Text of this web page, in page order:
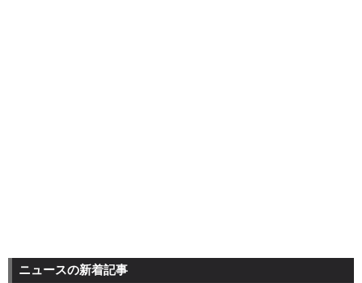
ニュースの新着記事